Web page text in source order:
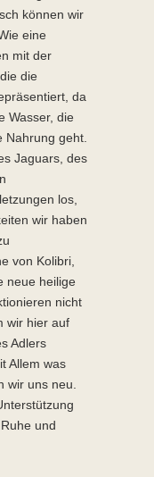
können wir
eine
mit der
die
da
Wasser, die
Nahrung geht.
Jaguars, des
los,
wir haben
von Kolibri,
neue heilige
nicht
wir hier auf
Adlers
Allem was
wir uns neu.
und